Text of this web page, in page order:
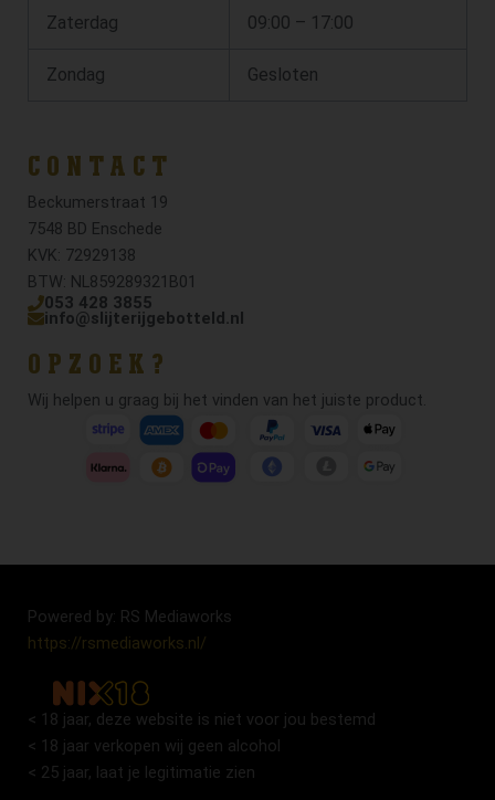
Zaterdag 09:00 – 17:00
Zondag Gesloten
CONTACT
Beckumerstraat 19
7548 BD Enschede
KVK: 72929138
BTW: NL859289321B01
053 428 3855
info@slijterijgebotteld.nl
OPZOEK?
Wij helpen u graag bij het vinden van het juiste product.
Powered by: RS Mediaworks
https://rsmediaworks.nl/
< 18 jaar, deze website is niet voor jou bestemd
< 18 jaar verkopen wij geen alcohol
< 25 jaar, laat je legitimatie zien